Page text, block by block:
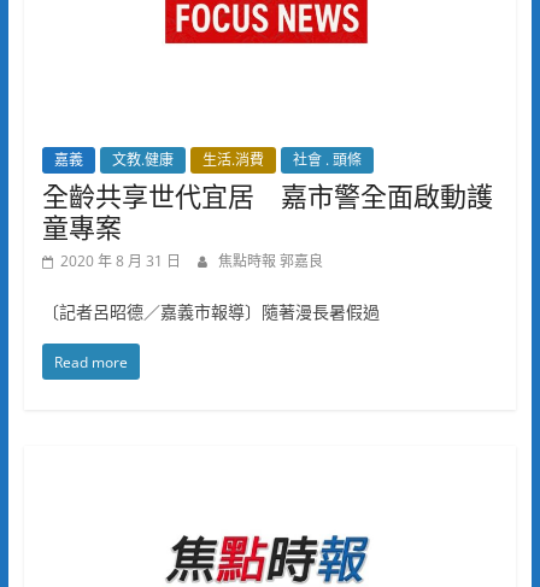
嘉義 文教.健康 生活.消費 社會 . 頭條
全齡共享世代宜居 嘉市警全面啟動護
童專案
2020 年 8 月 31 日 焦點時報 郭嘉良
〔記者呂昭德／嘉義市報導〕隨著漫長暑假過
Read more